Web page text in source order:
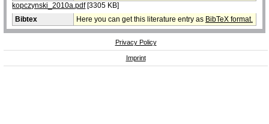
kopczynski_2010a.pdf[3305 KB]
Bibtex
Here you can get this literature entry as BibTeX format.
Privacy Policy
Imprint